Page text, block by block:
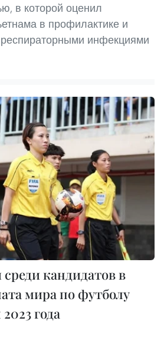
в которой оценил
в профилактике и
инфекциями
кандидатов в
мира по футболу
года